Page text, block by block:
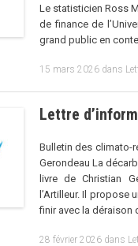
Le statisticien Ross
de finance de
grand public en
15 mars 2026 dans
Lettre
Bulletin des climato-
Gerondeau La
livre de Christian
l’Artilleur. Il
finir avec la déraison
28 février 2026 dans